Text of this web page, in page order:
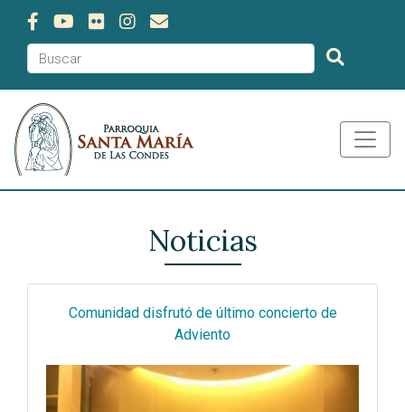
Noticias
Comunidad disfrutó de último concierto de
Adviento